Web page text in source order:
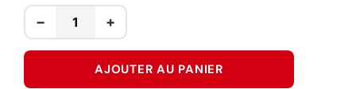
− +
AJOUTER AU PANIER